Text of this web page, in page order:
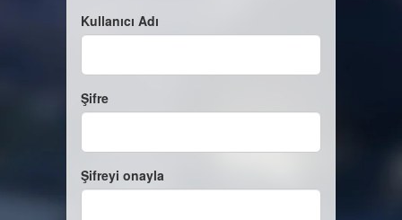
Kullanıcı Adı
Şifre
Şifreyi onayla